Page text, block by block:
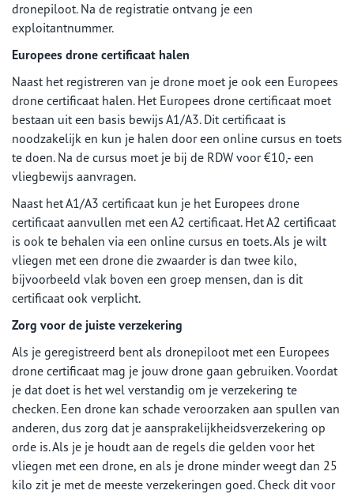
dronepiloot. Na de registratie ontvang je een
exploitantnummer.
Europees drone certificaat halen
Naast het registreren van je drone moet je ook een Europees
drone certificaat halen. Het Europees drone certificaat moet
bestaan uit een basis bewijs A1/A3. Dit certificaat is
noodzakelijk en kun je halen door een online cursus en toets
te doen. Na de cursus moet je bij de RDW voor €10,- een
vliegbewijs aanvragen.
Naast het A1/A3 certificaat kun je het Europees drone
certificaat aanvullen met een A2 certificaat. Het A2 certificaat
is ook te behalen via een online cursus en toets. Als je wilt
vliegen met een drone die zwaarder is dan twee kilo,
bijvoorbeeld vlak boven een groep mensen, dan is dit
certificaat ook verplicht.
Zorg voor de juiste verzekering
Als je geregistreerd bent als dronepiloot met een Europees
drone certificaat mag je jouw drone gaan gebruiken. Voordat
je dat doet is het wel verstandig om je verzekering te
checken. Een drone kan schade veroorzaken aan spullen van
anderen, dus zorg dat je aansprakelijkheidsverzekering op
orde is. Als je je houdt aan de regels die gelden voor het
vliegen met een drone, en als je drone minder weegt dan 25
kilo zit je met de meeste verzekeringen goed. Check dit voor